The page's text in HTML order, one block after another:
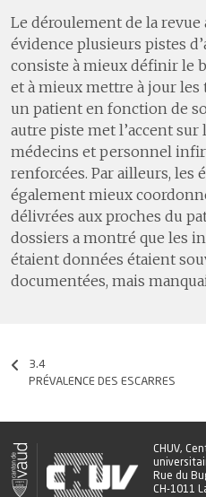
Le déroulement de la
évidence plusieurs pistes
consiste à mieux définir le
et à mieux mettre à jour
un patient en fonction de
autre piste met l’accent
médecins et personnel
renforcées. Par ailleurs, les
également mieux
délivrées aux proches du
dossiers a montré que les
étaient données étaient
documentées, mais
3.4
PRÉVALENCE DES ESCARRES
CHUV,
Rue du
CH-1011